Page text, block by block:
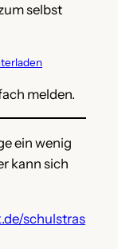
selbst
melden.
ein wenig
kann sich
schulstras